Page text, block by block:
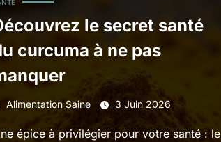
le secret santé
curcuma à ne pas
Alimentation Saine 3 Juin 2026
épice à privilégier pour votre santé : le